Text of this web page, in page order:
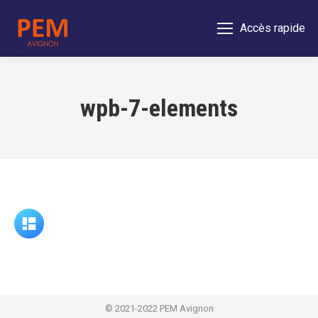
Accès rapide
wpb-7-elements
© 2021-2022 PEM Avignon